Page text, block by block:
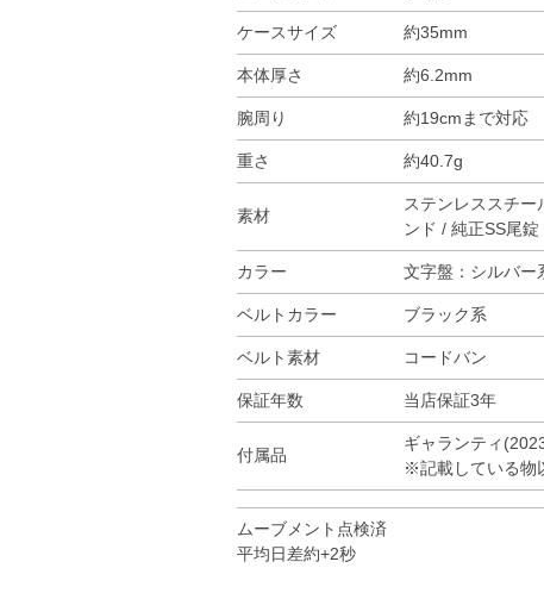
ケースサイズ 約35mm
本体厚さ 約6.2mm
腕周り 約19cmまで対応
重さ 約40.7g
素材
ステンレススチ
ンド / 純正SS尾錠
カラー 文字盤：シルバー
ベルトカラー ブラック系
ベルト素材 コードバン
保証年数 当店保証3年
付属品
ギャランティ
※記載している物
ムーブメント点検済
平均日差約+2秒